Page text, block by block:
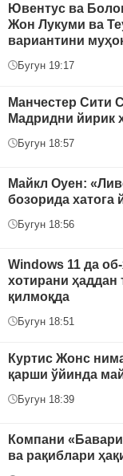
Ювентус ва
Жон Лукуми ва
вариантини
Бугун 19:17
Манчестер Сити
Мадридни йирик
Бугун 18:57
Майкл Оуен:
бозорида хатога
Бугун 18:56
Windows 11 да
хотирани ҳаддан
қилмоқда
Бугун 18:51
Куртис Жонс
қарши ўйинда
Бугун 18:39
Компани
ва рақиблари